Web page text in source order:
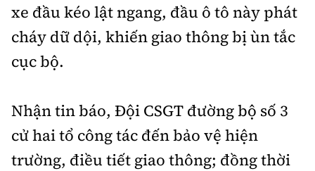
Hotline:
0901 514 799
Quảng cáo và Phát hành:
0915 057 282
Email:bandoc@baoxaydung.vn
xe đầu kéo lật ngang, đầu ô tô này phát
cháy dữ dội, khiến giao thông bị ùn tắc
cục bộ.
Nhận tin báo, Đội CSGT đường bộ số 3
cử hai tổ công tác đến bảo vệ hiện
trường, điều tiết giao thông; đồng thời